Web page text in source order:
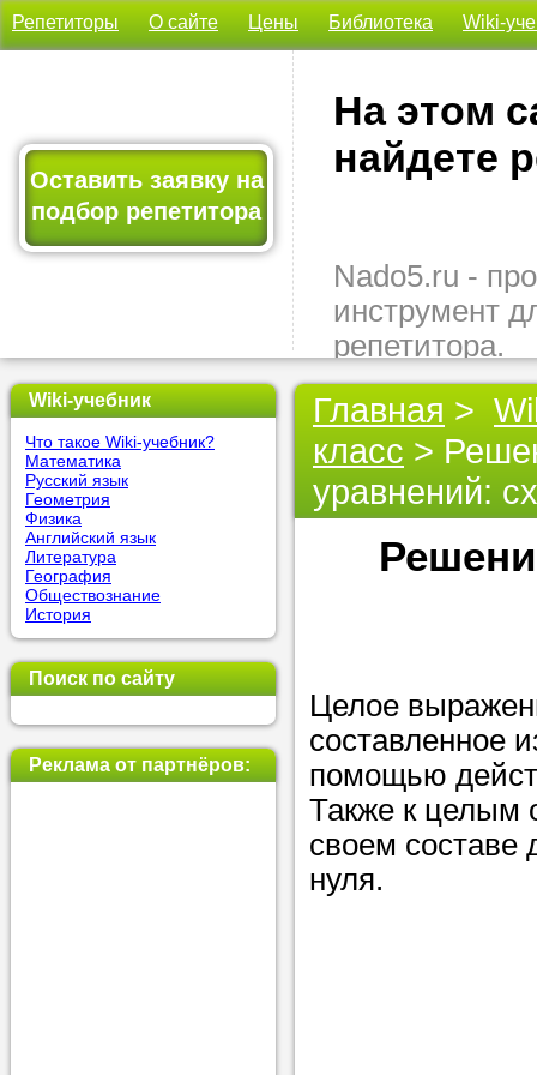
Репетиторы О сайте Цены Библиотека Wiki-
Оставить заявку на
подбор репетитора
На этом
найдете
Nado5.ru -
инструмент
репетитора.
Здесь вы
подходящего
быстро,
бесплатно.
Оставьте
позвоните
Или найдите
нашей базе
используя
Получите
Wiki-учебник
Что такое Wiki-учебник?
Математика
Русский язык
Геометрия
Физика
Английский язык
Литература
География
Обществознание
История
Поиск по сайту
Реклама от партнёров:
Главная >
класс >
уравнений:
Целое
составленное
помощью
Также к целым
своем составе
нуля.